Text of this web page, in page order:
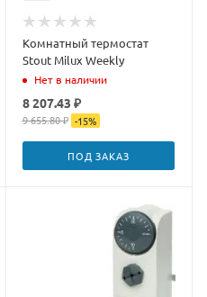
Комнатный термостат
Stout Milux Weekly
Нет в наличии
8 207.43 ₽
9 655.80 ₽ -15%
ПОД ЗАКАЗ